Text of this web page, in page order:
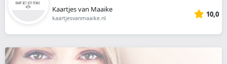
Kaartjes van Maaike
kaartjesvanmaaike.nl 10,0